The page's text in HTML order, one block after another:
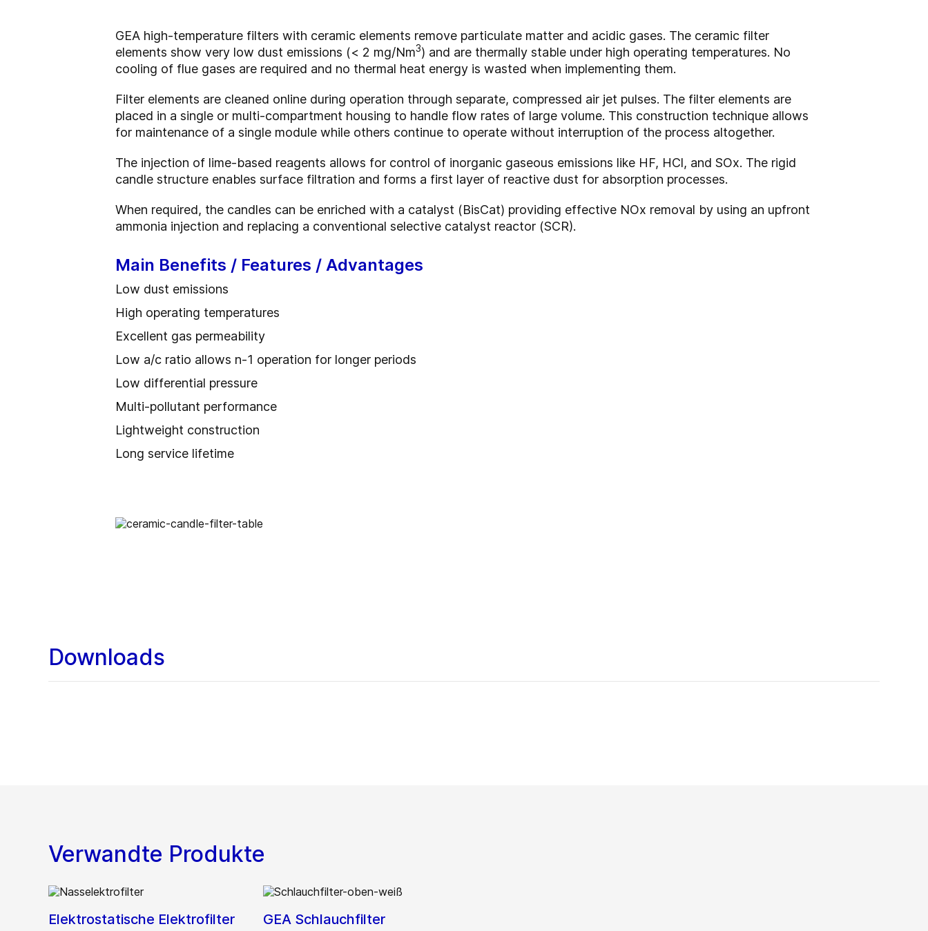
GEA high-temperature filters with ceramic elements remove particulate matter and acidic gases. The ceramic filter
elements show very low dust emissions (< 2 mg/Nm3) and are thermally stable under high operating temperatures. No
cooling of flue gases are required and no thermal heat energy is wasted when implementing them.
Filter elements are cleaned online during operation through separate, compressed air jet pulses. The filter elements are
placed in a single or multi-compartment housing to handle flow rates of large volume. This construction technique allows
for maintenance of a single module while others continue to operate without interruption of the process altogether.
The injection of lime-based reagents allows for control of inorganic gaseous emissions like HF, HCl, and SOx. The rigid
candle structure enables surface filtration and forms a first layer of reactive dust for absorption processes.
When required, the candles can be enriched with a catalyst (BisCat) providing effective NOx removal by using an upfront
ammonia injection and replacing a conventional selective catalyst reactor (SCR).
Main Benefits / Features / Advantages
Low dust emissions
High operating temperatures
Excellent gas permeability
Low a/c ratio allows n-1 operation for longer periods
Low differential pressure
Multi-pollutant performance
Lightweight construction
Long service lifetime
Downloads
Verwandte Produkte
Elektrostatische Elektrofilter
GEA Schlauchfilter